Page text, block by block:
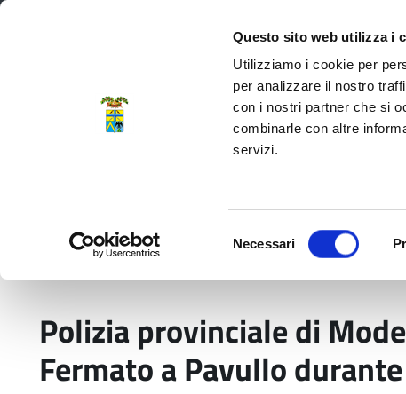
Questo sito web utilizza i
Utilizziamo i cookie per
per analizzare il nostro
con i nostri partner che si
combinarle con altre
servizi.
Necessari
Provincia di Modena
Polizia provinciale di
Fermato a Pavullo